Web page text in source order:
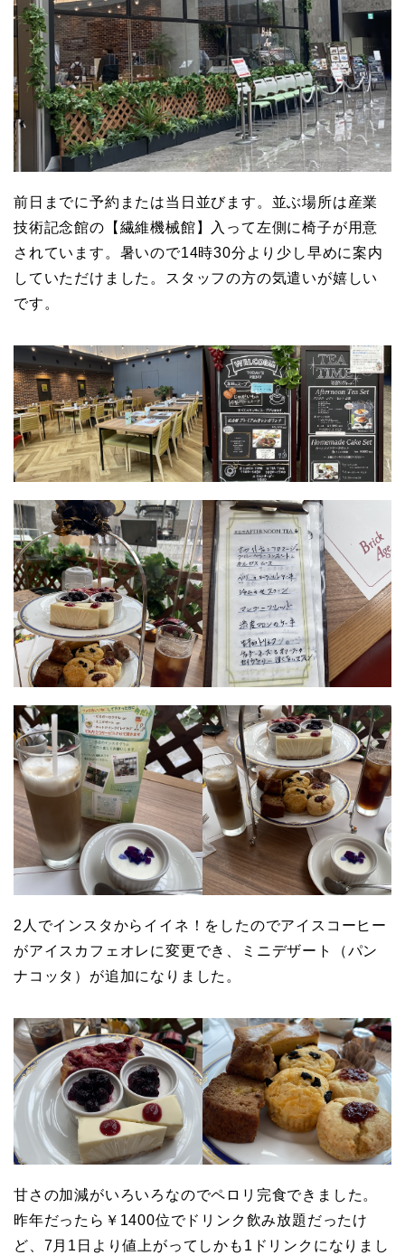
前日までに予約または当日並びます。並ぶ場所は産業
技術記念館の【繊維機械館】入って左側に椅子が用意
されています。暑いので14時30分より少し早めに案内
していただけました。スタッフの方の気遣いが嬉しい
です。
2人でインスタからイイネ！をしたのでアイスコーヒー
がアイスカフェオレに変更でき、ミニデザート（パン
ナコッタ）が追加になりました。
甘さの加減がいろいろなのでペロリ完食できました。
昨年だったら￥1400位でドリンク飲み放題だったけ
ど、7月1日より値上がってしかも1ドリンクになりまし